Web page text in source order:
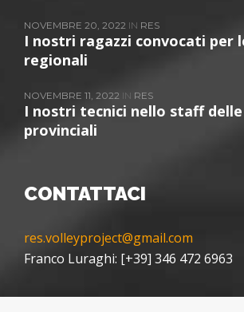
NOVEMBRE 20, 2022 IN RES
I nostri ragazzi convocati per
regionali
NOVEMBRE 11, 2022 IN RES
I nostri tecnici nello staff
provinciali
CONTATTACI
res.volleyproject@gmail.com
Franco Luraghi: [+39] 346 472 6963